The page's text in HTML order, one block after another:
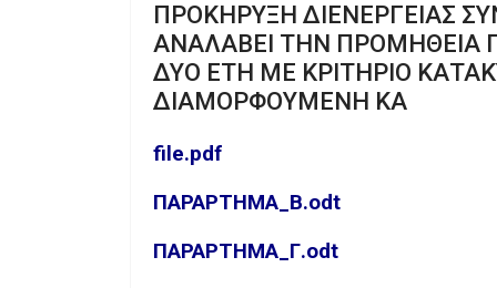
ΠΡΟΚΗΡΥΞΗ ΔΙΕΝΕΡΓΕΙΑΣ
ΑΝΑΛΑΒΕΙ ΤΗΝ ΠΡΟΜΗΘΕΙΑ
ΔΥΟ ΕΤΗ ΜΕ ΚΡΙΤΗΡΙΟ
ΔΙΑΜΟΡΦΟΥΜΕΝΗ ΚΑ
file.pdf
ΠΑΡΑΡΤΗΜΑ_Β.odt
ΠΑΡΑΡΤΗΜΑ_Γ.odt